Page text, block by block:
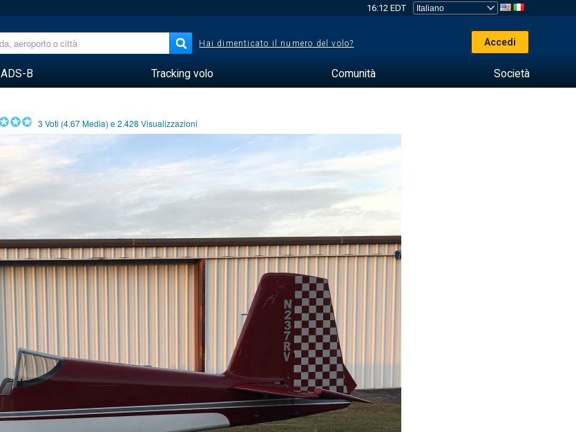
16:12 EDT
Hai dimenticato il numero del volo? Accedi
ADS-B Tracking volo Comunità Società
3 Voti (4.67Media) e2.428 Visualizzazioni